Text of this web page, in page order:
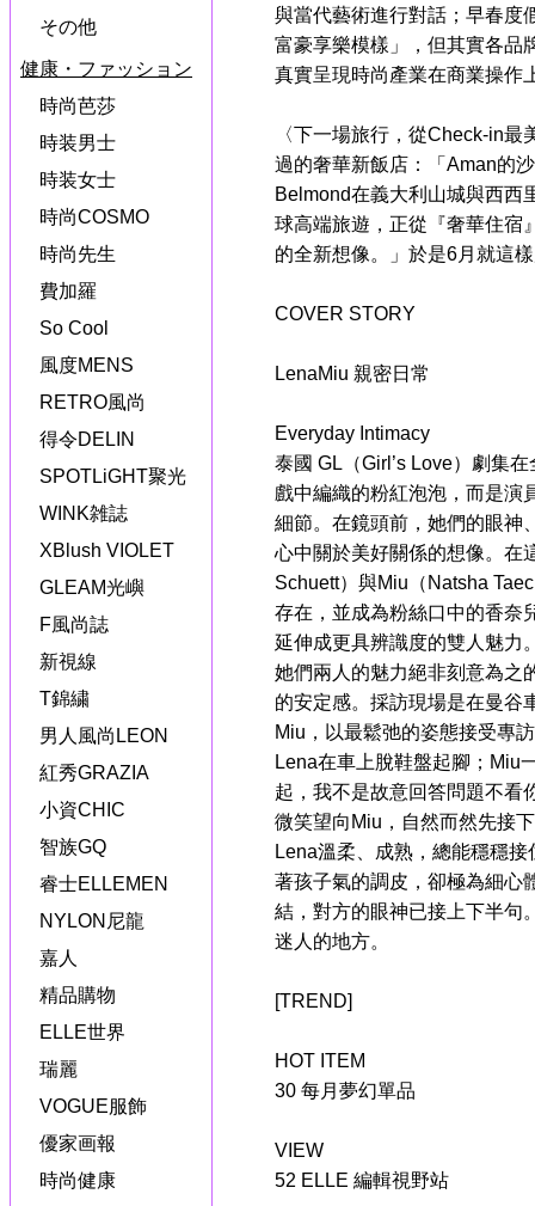
その他
健康・ファッション
時尚芭莎
時装男士
時装女士
時尚COSMO
時尚先生
費加羅
So Cool
風度MENS
RETRO風尚
得令DELIN
SPOTLiGHT聚光
WINK雑誌
XBlush VIOLET
GLEAM光嶼
F風尚誌
新視線
T錦繍
男人風尚LEON
紅秀GRAZIA
小資CHIC
智族GQ
睿士ELLEMEN
NYLON尼龍
嘉人
精品購物
ELLE世界
瑞麗
VOGUE服飾
優家画報
時尚健康
與當代藝術進行對話；早春度
富豪享樂模樣」，但其實各品
真實呈現時尚產業在商業操作
〈下一場旅行，從Check-in
過的奢華新飯店：「Aman的
Belmond在義大利山城與西西
球高端旅遊，正從『奢華住宿
的全新想像。」於是6月就這
COVER STORY
LenaMiu 親密日常
Everyday Intimacy
泰國 GL（Girl’s Love）劇集
戲中編織的粉紅泡泡，而是演
細節。在鏡頭前，她們的眼神
心中關於美好關係的想像。在
Schuett）與Miu（Natsha
存在，並成為粉絲口中的香奈
延伸成更具辨識度的雙人魅力
她們兩人的魅力絕非刻意為之
的安定感。採訪現場是在曼谷
Miu，以最鬆弛的姿態接受專
Lena在車上脫鞋盤起腳；Miu
起，我不是故意回答問題不看
微笑望向Miu，自然而然先接
Lena溫柔、成熟，總能穩穩
著孩子氣的調皮，卻極為細心
結，對方的眼神已接上下半句
迷人的地方。
[TREND]
HOT ITEM
30 每月夢幻單品
VIEW
52 ELLE 編輯視野站